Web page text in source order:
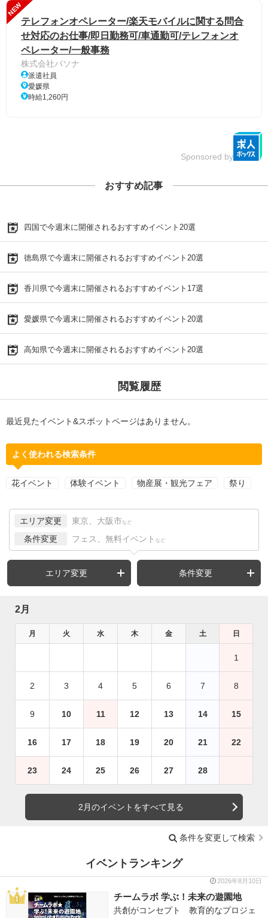
NEW
テレフォンオペレーター/楽天モバイルに関する問合
せ対応のお仕事/即日勤務可/車通勤可/テレフォンオ
ペレーター/一般事務
株式会社パソナ
派遣社員
愛媛県
時給1,260円
Sponsored by
おすすめ記事
四国で今週末に開催されるおすすめイベント20選
徳島県で今週末に開催されるおすすめイベント20選
香川県で今週末に開催されるおすすめイベント17選
愛媛県で今週末に開催されるおすすめイベント20選
高知県で今週末に開催されるおすすめイベント20選
閲覧履歴
最近見たイベント&スポットページはありません。
よく使われる検索条件
花イベント 体験イベント 物産展・観光フェア 祭り
エリア変更 東京、大阪市 など
条件変更 フェス、無料イベント など
エリア変更 条件変更
2月
月 火 水 木 金 土 日
1
2 3 4 5 6 7 8
9 10 11 12 13 14 15
16 17 18 19 20 21 22
23 24 25 26 27 28
2月のイベントをすべて見る
条件を変更して検索
イベントランキング
2026年8月10日
チームラボ 学ぶ！未来の遊園地
共創がコンセプト 教育的なプロジェ